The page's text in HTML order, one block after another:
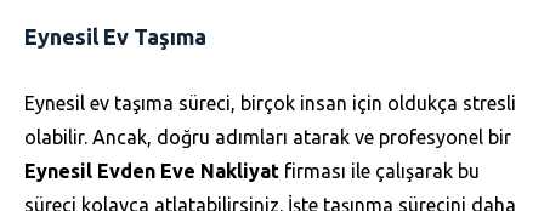
Eynesil Ev Taşıma
Eynesil ev taşıma süreci, birçok insan için oldukça stresli
olabilir. Ancak, doğru adımları atarak ve profesyonel bir
Eynesil Evden Eve Nakliyat firması ile çalışarak bu
süreci kolayca atlatabilirsiniz. İşte taşınma sürecini daha